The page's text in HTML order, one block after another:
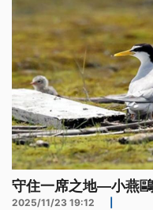
守住一席之地—小燕鷗
2025/11/23 19:12